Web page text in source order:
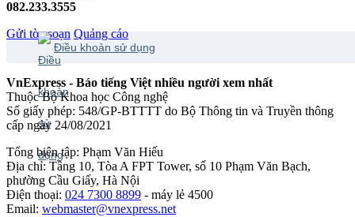
082.233.3555
Gửi tòa soạn Quảng cáo
Điều khoản sử dụng
VnExpress - Báo tiếng Việt nhiều người xem nhất
Thuộc Bộ Khoa học Công nghệ
Số giấy phép: 548/GP-BTTTT do Bộ Thông tin và Truyền thông
cấp ngày 24/08/2021
Tổng biên tập: Phạm Văn Hiếu
Địa chỉ: Tầng 10, Tòa A FPT Tower, số 10 Phạm Văn Bạch,
phường Cầu Giấy, Hà Nội
Điện thoại: 024 7300 8899 - máy lẻ 4500
Email: webmaster@vnexpress.net